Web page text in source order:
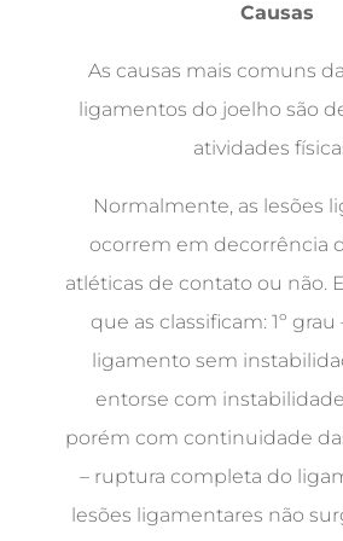
Causas
As causas mais comuns
ligamentos do joelho são
atividades
Normalmente, as lesões
ocorrem em decorrência
atléticas de contato ou não.
que as classificam: 1º
ligamento sem
entorse com
porém com continuidade
– ruptura completa do
lesões ligamentares não